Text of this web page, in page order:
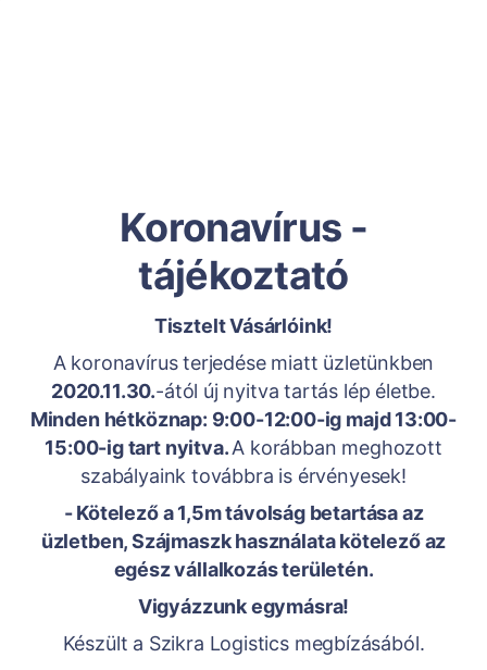
Koronavírus -
tájékoztató
Tisztelt Vásárlóink!
A koronavírus terjedése miatt üzletünkben
2020.11.30.-ától új nyitva tartás lép életbe.
Minden hétköznap: 9:00-12:00-ig majd 13:00-
15:00-ig tart nyitva.A korábban meghozott
szabályaink továbbra is érvényesek!
- Kötelező a 1,5m távolság betartása az
üzletben, Szájmaszk használata kötelező az
egész vállalkozás területén.
Vigyázzunk egymásra!
Készült a Szikra Logistics megbízásából.